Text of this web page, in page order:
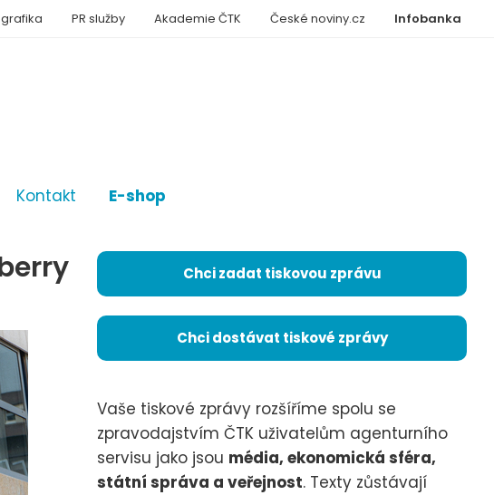
Kontakt E-shop
Infobanka
PR služby Akademie ČTK České noviny.cz
Chci zadat tiskovou zprávu
Chci dostávat tiskové zprávy
Vaše tiskové zprávy rozšíříme spolu se
zpravodajstvím ČTK uživatelům agenturního
servisu jako jsou média, ekonomická sféra,
státní správa a veřejnost. Texty zůstávají